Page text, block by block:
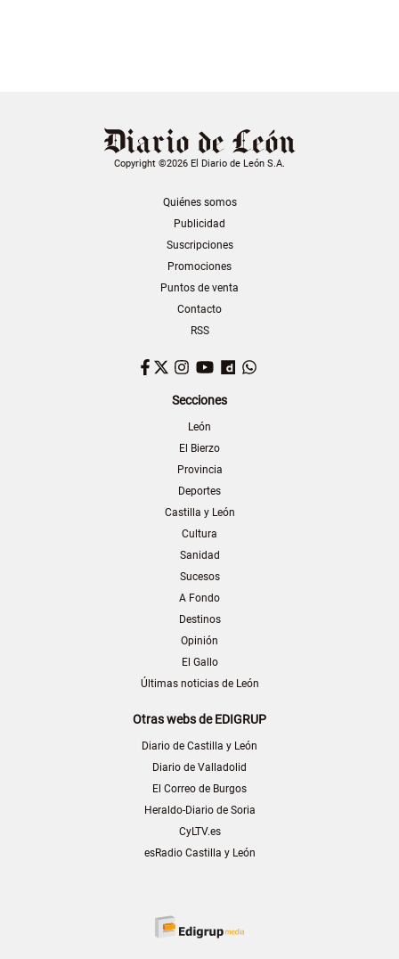
Copyright ©2026 El Diario de León S.A.
Quiénes somos
Publicidad
Suscripciones
Promociones
Puntos de venta
Contacto
RSS
Facebook
TwitterInstagram
YouTubeDailymotion
Secciones
León
El Bierzo
Provincia
Deportes
Castilla y León
Cultura
Sanidad
Sucesos
A Fondo
Destinos
Opinión
El Gallo
Últimas noticias de León
Otras webs de EDIGRUP
Diario de Castilla y León
Diario de Valladolid
El Correo de Burgos
Heraldo-Diario de Soria
CyLTV.es
esRadio Castilla y León